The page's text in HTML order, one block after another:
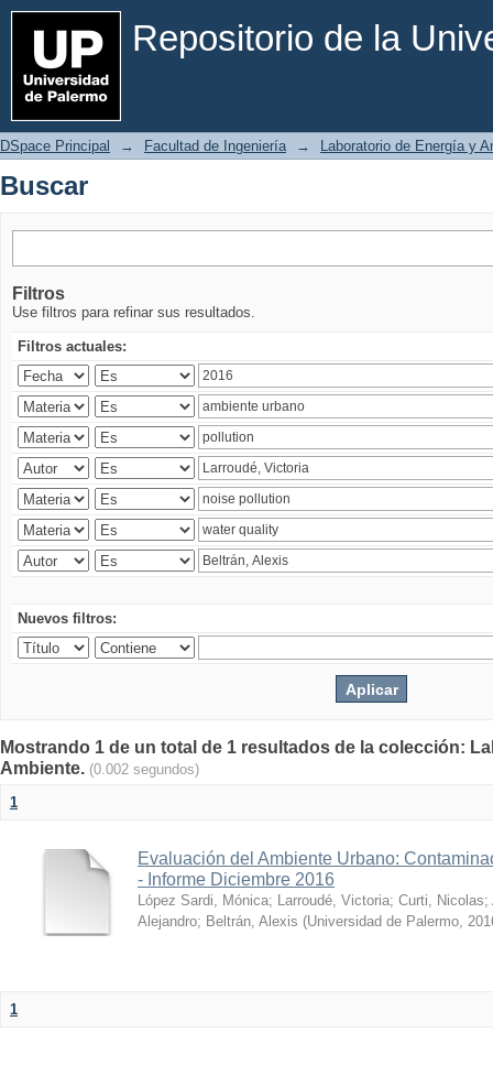
Repositorio de la
Buscar
DSpace Principal → Facultad de Ingeniería → Laboratorio de Energía y
Buscar
Filtros
Use filtros para refinar sus resultados.
Filtros actuales:
Nuevos filtros:
Mostrando 1 de un total de 1 resultados de la colección:
Ambiente. (0.002 segundos)
1
Evaluación del Ambiente Urbano:
- Informe Diciembre 2016
López Sardi, Mónica; Larroudé, Victoria; Curti, Nicolas;
Alejandro; Beltrán, Alexis (Universidad de Palermo,
1